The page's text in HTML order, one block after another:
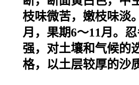
枝味微苦，嫩枝味淡
月，果期6～11月。
强，对土壤和气候的
格，以土层较厚的沙